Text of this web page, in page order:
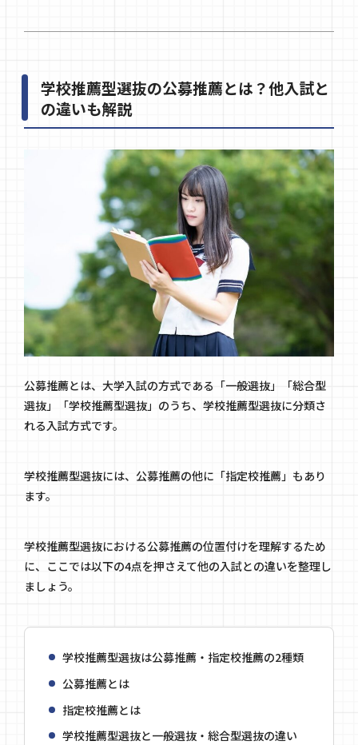
学校推薦型選抜の公募推薦とは？他入試と
の違いも解説
公募推薦とは、大学入試の方式である「一般選抜」「総合型
選抜」「学校推薦型選抜」のうち、学校推薦型選抜に分類さ
れる入試方式です。
学校推薦型選抜には、公募推薦の他に「指定校推薦」もあり
ます。
学校推薦型選抜における公募推薦の位置付けを理解するため
に、ここでは以下の4点を押さえて他の入試との違いを整理し
ましょう。
学校推薦型選抜は公募推薦・指定校推薦の2種類
公募推薦とは
指定校推薦とは
学校推薦型選抜と一般選抜・総合型選抜の違い